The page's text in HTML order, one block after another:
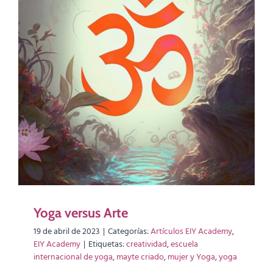
Yoga versus Arte
19 de abril de 2023 | Categorías:Artículos EIY Academy,
EIY Academy | Etiquetas:creatividad,escuela
internacional de yoga,mayte criado,mujer y Yoga,yoga